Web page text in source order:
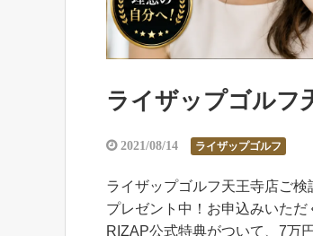
ライザップゴルフ
2021/08/14 ライザップゴルフ
ライザップゴルフ天王寺店ご
プレゼント中！お申込みいた
RIZAP公式特典がついて、7万